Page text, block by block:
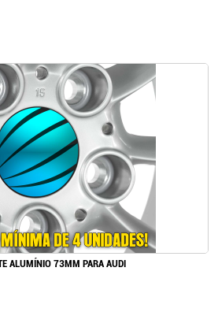
ALUMÍNIO 73MM PARA AUDI
a comprar